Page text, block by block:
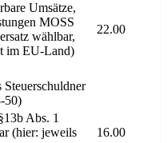
Umsätze,
MOSS
wählbar,
im EU-Land)
22.00
Steuerschuldner
50)
Abs. 1
(hier: jeweils
16.00